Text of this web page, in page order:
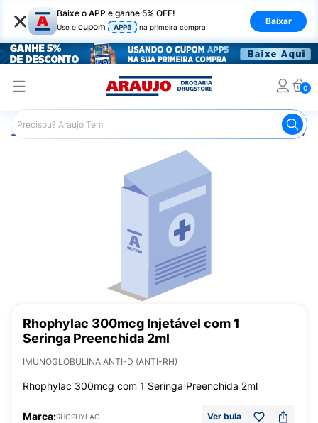
× Baixe o APP e ganhe 5% OFF!
Use o cupom APP5 na primeira compra
Baixar
0
Araujo Medicamentos
Rhophylac 300mcg Injetável com 1
Seringa Preenchida 2ml
IMUNOGLOBULINA ANTI-D (ANTI-RH)
Rhophylac 300mcg com 1 Seringa Preenchida 2ml
Marca:RHOPHYLAC Ver bula